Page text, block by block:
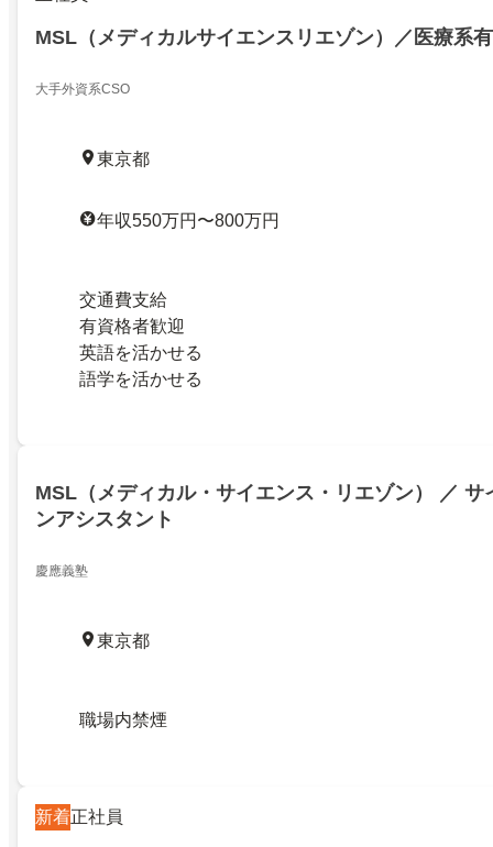
MSL（メディカルサイエンスリエゾン）／医療系
大手外資系CSO
東京都
年収550万円〜800万円
交通費支給
有資格者歓迎
英語を活かせる
語学を活かせる
MSL（メディカル・サイエンス・リエゾン） ／ サ
ンアシスタント
慶應義塾
東京都
職場内禁煙
新着正社員